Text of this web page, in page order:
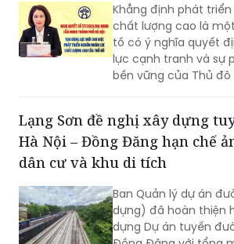
Khẳng định phát
chất lượng cao là
tố có ý nghĩa quyết
lực cạnh tranh và sự
bền vững của Thủ
quan trọng của Nghị
57/2026/NQ-HĐND
đầu tư có trọng tâm
sử dụng và yêu cầu
vấn đề thực tiễn của
Lạng Sơn đề nghị xây dựng
Hà Nội – Đồng Đăng hạn chế
dân cư và khu di tích
Ban Quản lý dự án
dựng) đã hoàn thiện
dựng Dự án tuyến